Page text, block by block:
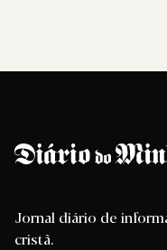
Jornal diário de
cristã.